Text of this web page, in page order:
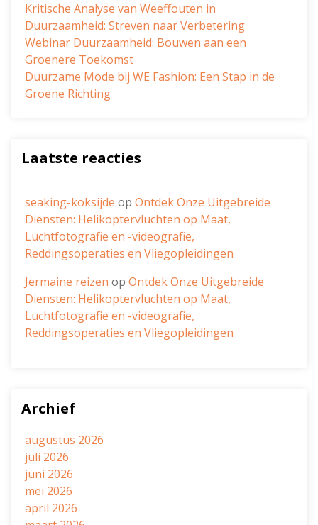
Kritische Analyse van Weeffouten in
Duurzaamheid: Streven naar Verbetering
Webinar Duurzaamheid: Bouwen aan een
Groenere Toekomst
Duurzame Mode bij WE Fashion: Een Stap in de
Groene Richting
Laatste reacties
seaking-koksijde op Ontdek Onze Uitgebreide
Diensten: Helikoptervluchten op Maat,
Luchtfotografie en -videografie,
Reddingsoperaties en Vliegopleidingen
Jermaine reizen op Ontdek Onze Uitgebreide
Diensten: Helikoptervluchten op Maat,
Luchtfotografie en -videografie,
Reddingsoperaties en Vliegopleidingen
Archief
augustus 2026
juli 2026
juni 2026
mei 2026
april 2026